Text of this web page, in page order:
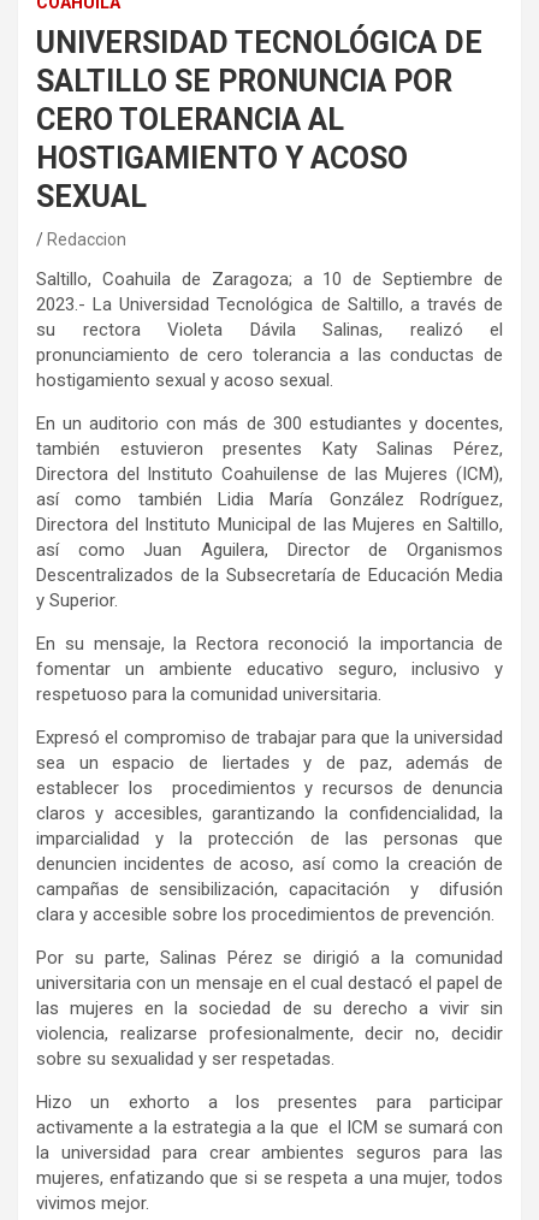
UNIVERSIDAD TECNOLÓGICA DE
SALTILLO SE PRONUNCIA POR
CERO TOLERANCIA AL
HOSTIGAMIENTO Y ACOSO
SEXUAL
Redaccion
Saltillo, Coahuila de Zaragoza; a 10 de Septiembre de
2023.- La Universidad Tecnológica de Saltillo, a través de
su rectora Violeta Dávila Salinas, realizó el
pronunciamiento de cero tolerancia a las conductas de
hostigamiento sexual y acoso sexual.
En un auditorio con más de 300 estudiantes y docentes,
también estuvieron presentes Katy Salinas Pérez,
Directora del Instituto Coahuilense de las Mujeres (ICM),
así como también Lidia María González Rodríguez,
Directora del Instituto Municipal de las Mujeres en Saltillo,
así como Juan Aguilera, Director de Organismos
Descentralizados de la Subsecretaría de Educación Media
y Superior.
En su mensaje, la Rectora reconoció la importancia de
fomentar un ambiente educativo seguro, inclusivo y
respetuoso para la comunidad universitaria.
Expresó el compromiso de trabajar para que la universidad
sea un espacio de liertades y de paz, además de
establecer los procedimientos y recursos de denuncia
claros y accesibles, garantizando la confidencialidad, la
imparcialidad y la protección de las personas que
denuncien incidentes de acoso, así como la creación de
campañas de sensibilización, capacitación y difusión
clara y accesible sobre los procedimientos de prevención.
Por su parte, Salinas Pérez se dirigió a la comunidad
universitaria con un mensaje en el cual destacó el papel de
las mujeres en la sociedad de su derecho a vivir sin
violencia, realizarse profesionalmente, decir no, decidir
sobre su sexualidad y ser respetadas.
Hizo un exhorto a los presentes para participar
activamente a la estrategia a la que el ICM se sumará con
la universidad para crear ambientes seguros para las
mujeres, enfatizando que si se respeta a una mujer, todos
vivimos mejor.